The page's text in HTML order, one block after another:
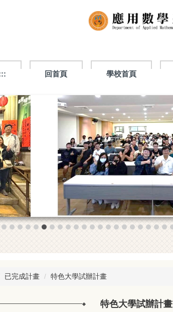
回首頁 學校首頁
已完成計畫 特色大學試辦計畫
特色大學試辦計畫